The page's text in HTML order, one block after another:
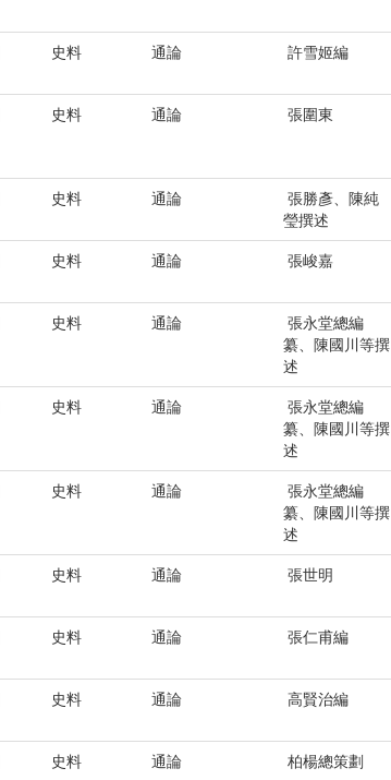
史料 通論 許雪姬編
史料 通論 張圍東
史料 通論
張勝彥、陳純
瑩撰述
史料 通論 張峻嘉
史料 通論
張永堂總編
纂、陳國川等撰
述
史料 通論
張永堂總編
纂、陳國川等撰
述
史料 通論
張永堂總編
纂、陳國川等撰
述
史料 通論 張世明
史料 通論 張仁甫編
史料 通論 高賢治編
史料 通論 柏楊總策劃